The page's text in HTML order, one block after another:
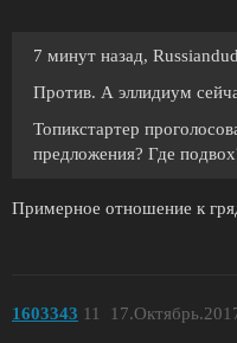
7 минут назад,
Против. А эллидиум
Топикстартер
предложения? Где
Примерное отношение к
1603343 11